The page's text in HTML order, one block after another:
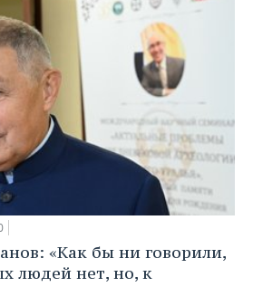
«Как бы ни говорили,
людей нет, но, к